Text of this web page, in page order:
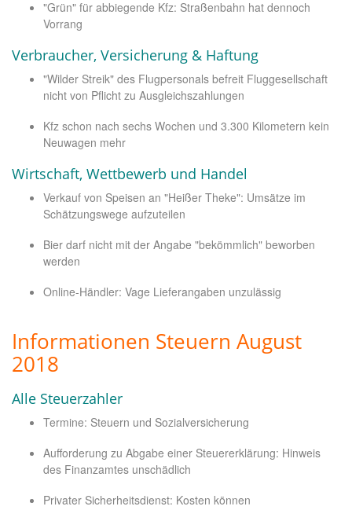
"Grün" für abbiegende Kfz: Straßenbahn hat dennoch
Vorrang
Verbraucher, Versicherung & Haftung
"Wilder Streik" des Flugpersonals befreit Fluggesellschaft
nicht von Pflicht zu Ausgleichszahlungen
Kfz schon nach sechs Wochen und 3.300 Kilometern kein
Neuwagen mehr
Wirtschaft, Wettbewerb und Handel
Verkauf von Speisen an "Heißer Theke": Umsätze im
Schätzungswege aufzuteilen
Bier darf nicht mit der Angabe "bekömmlich" beworben
werden
Online-Händler: Vage Lieferangaben unzulässig
Informationen Steuern August
2018
Alle Steuerzahler
Termine: Steuern und Sozialversicherung
Aufforderung zu Abgabe einer Steuererklärung: Hinweis
des Finanzamtes unschädlich
Privater Sicherheitsdienst: Kosten können